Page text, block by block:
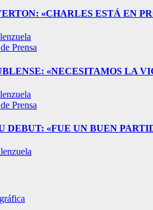
«CHARLES ESTÁ EN
Prensa
«NECESITAMOS LA
Prensa
DEBUT: «FUE UN BUEN